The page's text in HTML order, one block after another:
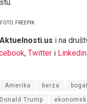
FREEPIK
Aktuelnosti.us i na
, Twitter i Linkedin.
Amerika berza
Donald Trump